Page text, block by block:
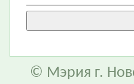
© Мэрия г.